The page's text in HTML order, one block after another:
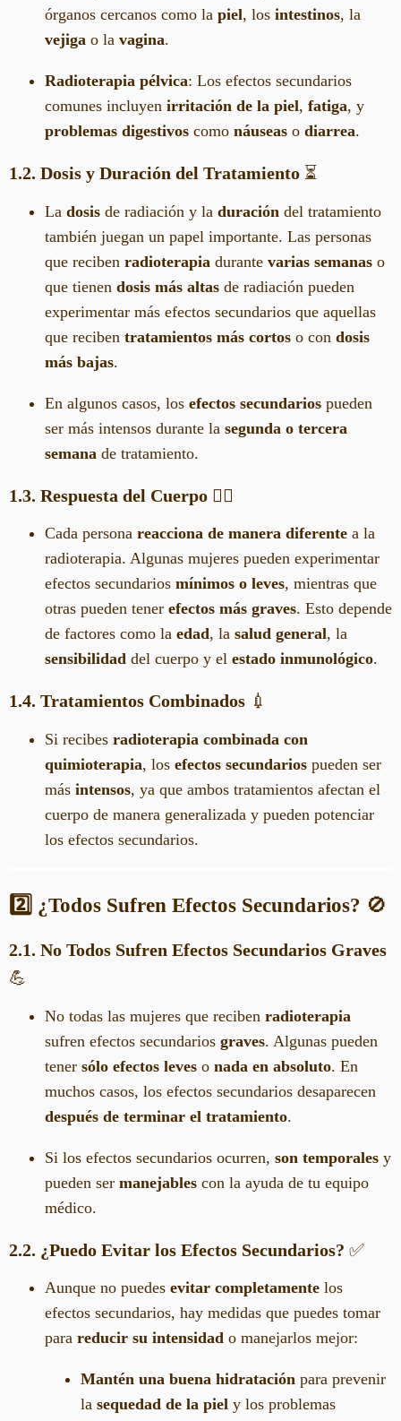
órganos cercanos como la piel, los intestinos, la
vejiga o la vagina.
Radioterapia pélvica: Los efectos secundarios
comunes incluyen irritación de la piel, fatiga, y
problemas digestivos como náuseas o diarrea.
1.2. Dosis y Duración del Tratamiento ⏳
La dosis de radiación y la duración del tratamiento
también juegan un papel importante. Las personas
que reciben radioterapia durante varias semanas o
que tienen dosis más altas de radiación pueden
experimentar más efectos secundarios que aquellas
que reciben tratamientos más cortos o con dosis
más bajas.
En algunos casos, los efectos secundarios pueden
ser más intensos durante la segunda o tercera
semana de tratamiento.
1.3. Respuesta del Cuerpo 🧑‍⚕️
Cada persona reacciona de manera diferente a la
radioterapia. Algunas mujeres pueden experimentar
efectos secundarios mínimos o leves, mientras que
otras pueden tener efectos más graves. Esto depende
de factores como la edad, la salud general, la
sensibilidad del cuerpo y el estado inmunológico.
1.4. Tratamientos Combinados 💉
Si recibes radioterapia combinada con
quimioterapia, los efectos secundarios pueden ser
más intensos, ya que ambos tratamientos afectan el
cuerpo de manera generalizada y pueden potenciar
los efectos secundarios.
2️⃣ ¿Todos Sufren Efectos Secundarios? 🚫
2.1. No Todos Sufren Efectos Secundarios Graves
💪
No todas las mujeres que reciben radioterapia
sufren efectos secundarios graves. Algunas pueden
tener sólo efectos leves o nada en absoluto. En
muchos casos, los efectos secundarios desaparecen
después de terminar el tratamiento.
Si los efectos secundarios ocurren, son temporales y
pueden ser manejables con la ayuda de tu equipo
médico.
2.2. ¿Puedo Evitar los Efectos Secundarios? ✅
Aunque no puedes evitar completamente los
efectos secundarios, hay medidas que puedes tomar
para reducir su intensidad o manejarlos mejor:
Mantén una buena hidratación para prevenir
la sequedad de la piel y los problemas